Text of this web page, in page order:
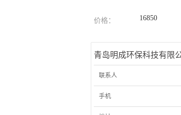
价格： 16850
青岛明成环保科技有限
联系人
手机